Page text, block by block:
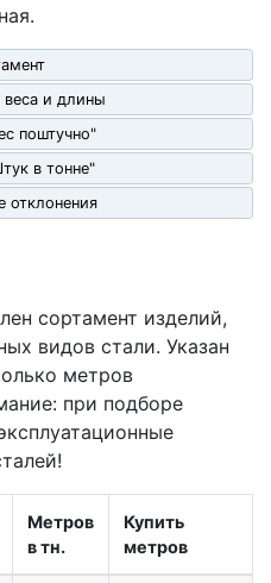
веса и длины
поштучно"
в тонне"
отклонения
сортамент изделий,
видов стали. Указан
метров
при подборе
Метров
в тн.
Купить
метров